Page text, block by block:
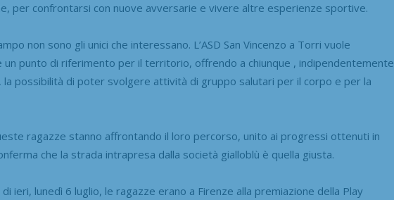
per confrontarsi con nuove avversarie e vivere altre esperienze sportive.
non sono gli unici che interessano. L’ASD San Vincenzo a Torri vuole
un punto di riferimento per il territorio, offrendo a chiunque , indipendentemente
la possibilità di poter svolgere attività di gruppo salutari per il corpo e per la
ragazze stanno affrontando il loro percorso, unito ai progressi ottenuti in
che la strada intrapresa dalla società gialloblù è quella giusta.
ieri, lunedì 6 luglio, le ragazze erano a Firenze alla premiazione della Play